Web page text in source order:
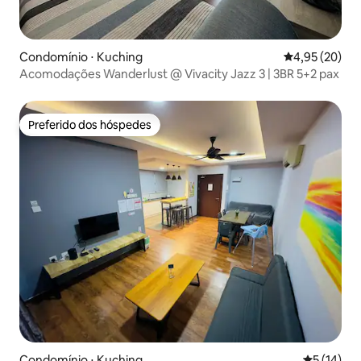
Condomínio ⋅ Kuching 4,95 de uma
4,95 (20)
Acomodações Wanderlust @ Vivacity Jazz 3 | 3BR 5+2 pax
Preferido dos hóspedes
Preferido dos hóspedes